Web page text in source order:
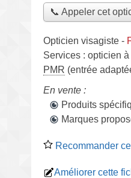
📞 Appeler cet
Opticien visagiste -
Services : opticien
PMR (entrée
En vente :
Produits
Marques
Recommander
Améliorer cette